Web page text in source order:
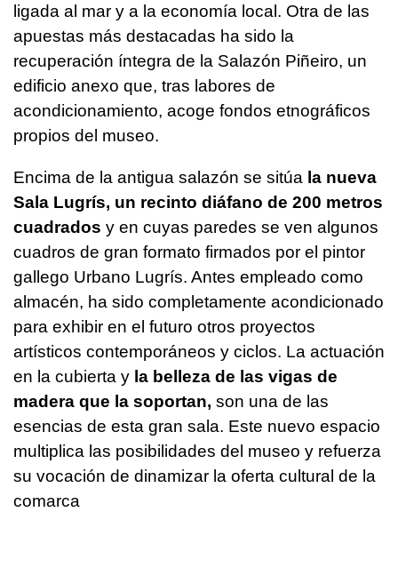
ligada al mar y a la economía local. Otra de las
apuestas más destacadas ha sido la
recuperación íntegra de la Salazón Piñeiro, un
edificio anexo que, tras labores de
acondicionamiento, acoge fondos etnográficos
propios del museo.
Encima de la antigua salazón se sitúa la nueva
Sala Lugrís, un recinto diáfano de 200 metros
cuadrados y en cuyas paredes se ven algunos
cuadros de gran formato firmados por el pintor
gallego Urbano Lugrís. Antes empleado como
almacén, ha sido completamente acondicionado
para exhibir en el futuro otros proyectos
artísticos contemporáneos y ciclos. La actuación
en la cubierta y la belleza de las vigas de
madera que la soportan, son una de las
esencias de esta gran sala. Este nuevo espacio
multiplica las posibilidades del museo y refuerza
su vocación de dinamizar la oferta cultural de la
comarca